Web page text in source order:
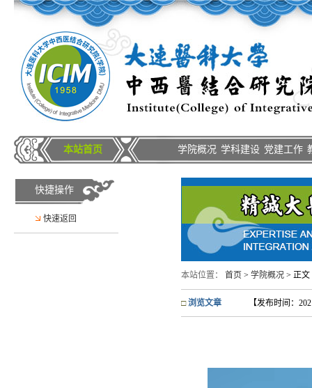
本站首页 学院概况 学科建设 党建工作
快捷操作
快速返回
本站位置： 首页 > 学院概况 > 正文
□浏览文章 【发布时间：